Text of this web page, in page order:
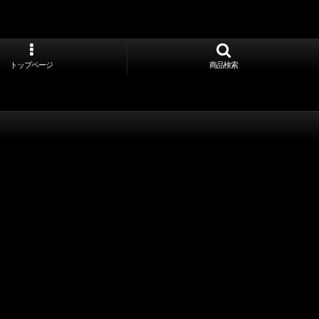
トップページ 商品検索